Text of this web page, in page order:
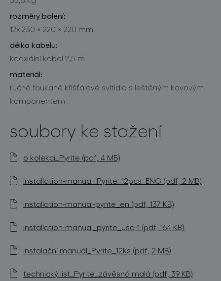
rozměry balení:
12x 230 × 220 × 220 mm
délka kabelu:
koaxiální kabel 2,5 m
materiál:
ručně foukané křišťálové svítidlo s leštěným kovovým
komponentem
soubory ke stažení
o kolekci_Pyrite (pdf, 4 MB)
installation-manual_Pyrite_12pcs_ENG (pdf, 2 MB)
installation-manual-pyrite_en (pdf, 137 KB)
installation-manual_pyrite_usa-1 (pdf, 164 KB)
instalační manuál_Pyrite_12ks (pdf, 2 MB)
technický list_Pyrite_závěsná malá (pdf, 39 KB)